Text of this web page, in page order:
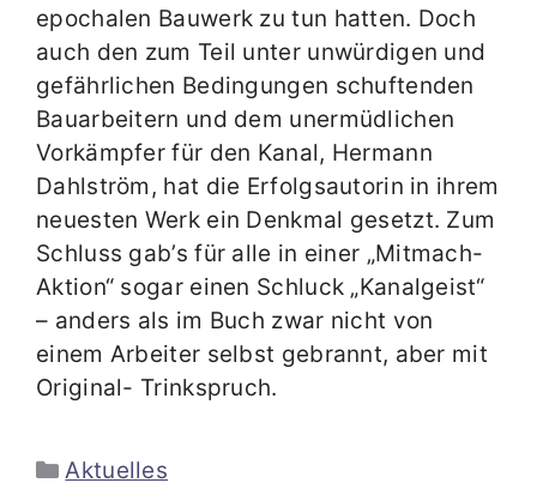
epochalen Bauwerk zu tun hatten. Doch
auch den zum Teil unter unwürdigen und
gefährlichen Bedingungen schuftenden
Bauarbeitern und dem unermüdlichen
Vorkämpfer für den Kanal, Hermann
Dahlström, hat die Erfolgsautorin in ihrem
neuesten Werk ein Denkmal gesetzt. Zum
Schluss gab’s für alle in einer „Mitmach-
Aktion“ sogar einen Schluck „Kanalgeist“
– anders als im Buch zwar nicht von
einem Arbeiter selbst gebrannt, aber mit
Original- Trinkspruch.
Kategorien
Aktuelles